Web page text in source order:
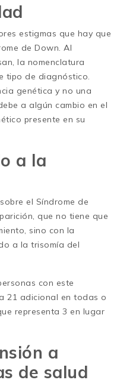
estigmas que hay que
de Down. Al
la nomenclatura
tipo de diagnóstico.
genética y no una
a algún cambio en el
presente en su
a la
el Síndrome de
que no tiene que
sino con la
a la trisomía del
con este
21 adicional en todas o
representa 3 en lugar
a
de salud